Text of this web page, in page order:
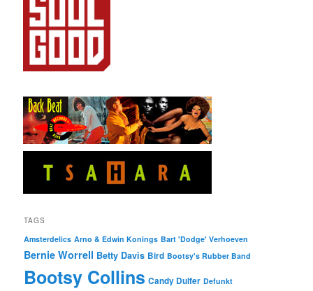
TAGS
Amsterdelics Arno & Edwin Konings Bart 'Dodge' Verhoeven
Bernie Worrell Betty Davis Bird Bootsy's Rubber Band
Bootsy Collins Candy Dulfer Defunkt